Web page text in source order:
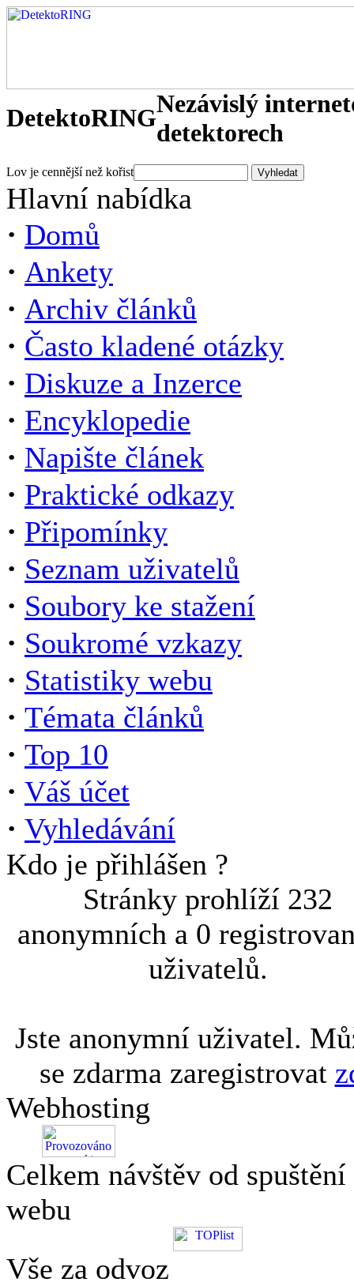
DetektoRINGNezávislý
detektorech
Lov je cennější než kořist
Hlavní nabídka
· Domů
· Ankety
· Archiv článků
· Často kladené otázky
· Diskuze a Inzerce
· Encyklopedie
· Napište článek
· Praktické odkazy
· Připomínky
· Seznam uživatelů
· Soubory ke stažení
· Soukromé vzkazy
· Statistiky webu
· Témata článků
· Top 10
· Váš účet
· Vyhledávání
Kdo je přihlášen ?
Stránky prohlíží 232
anonymních a 0
uživatelů.
Jste anonymní uživatel.
se zdarma zaregistrovat
Webhosting
Celkem návštěv od spuštění
webu
Vše za odvoz